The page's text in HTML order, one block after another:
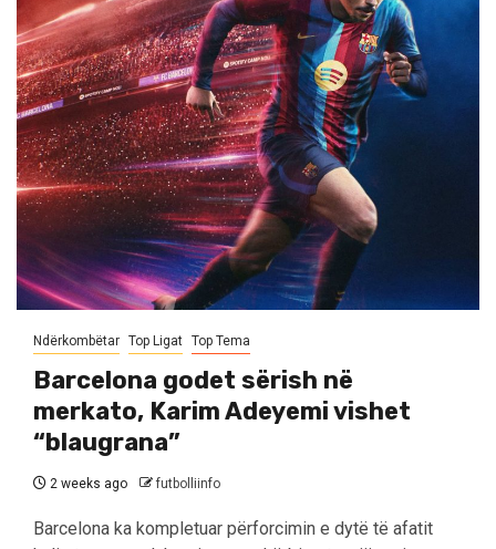
Ndërkombëtar Top Ligat Top Tema
Barcelona godet sërish në
merkato, Karim Adeyemi vishet
“blaugrana”
2 weeks ago futbolliinfo
Barcelona ka kompletuar përforcimin e dytë të afatit